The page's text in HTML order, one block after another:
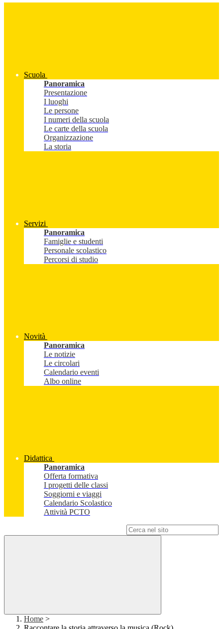
Scuola
Panoramica
Presentazione
I luoghi
Le persone
I numeri della scuola
Le carte della scuola
Organizzazione
La storia
Servizi
Panoramica
Famiglie e studenti
Personale scolastico
Percorsi di studio
Novità
Panoramica
Le notizie
Le circolari
Calendario eventi
Albo online
Didattica
Panoramica
Offerta formativa
I progetti delle classi
Soggiorni e viaggi
Calendario Scolastico
Attività PCTO
Home >